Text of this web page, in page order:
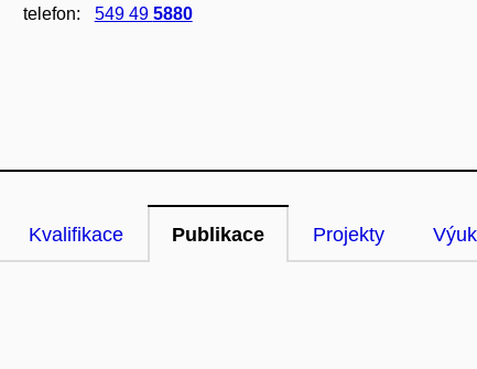
telefon: 549 49 5880
Kvalifikace Publikace Projekty